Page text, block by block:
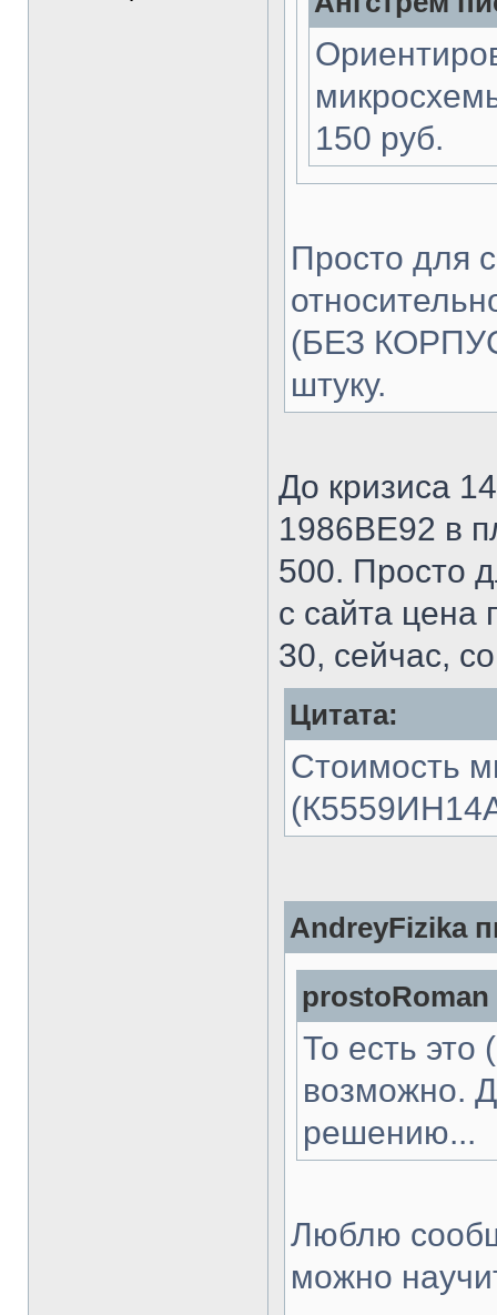
150 руб.
Просто для
(БЕЗ
штуку.
До кризиса
1986ВЕ92 в
500. Просто
с сайта
30, сейчас,
Цитата:
Стоимость
AndreyFizika
prostoRoman
То есть это
возможно.
решению...
Люблю
можно